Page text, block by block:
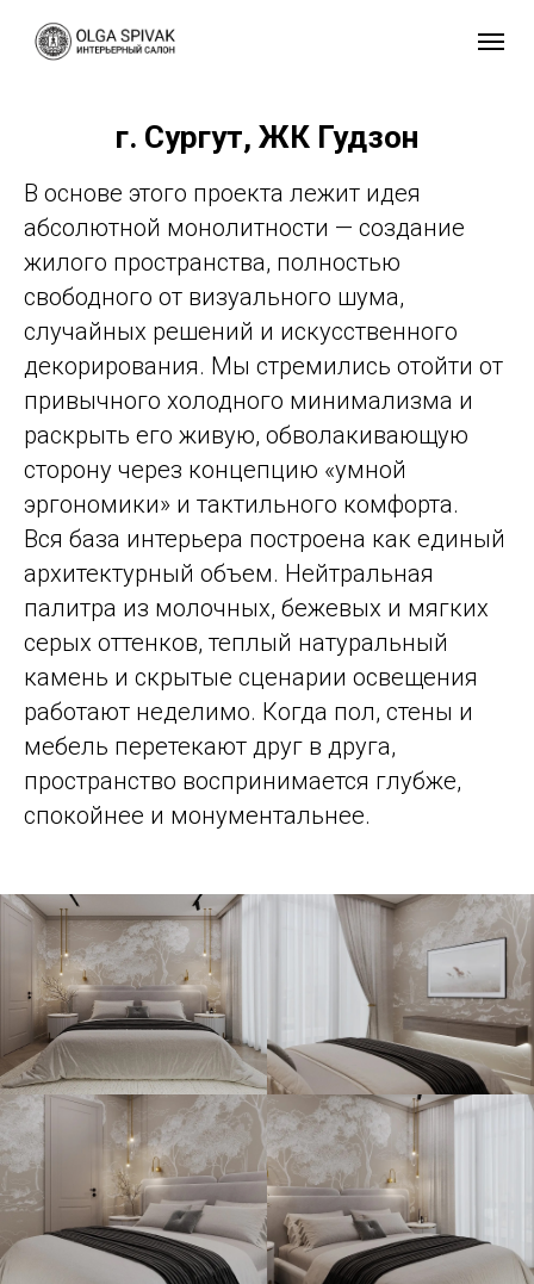
г. Сургут, ЖК Гудзон
В основе этого проекта лежит идея
абсолютной монолитности — создание
жилого пространства, полностью
свободного от визуального шума,
случайных решений и искусственного
декорирования. Мы стремились отойти от
привычного холодного минимализма и
раскрыть его живую, обволакивающую
сторону через концепцию «умной
эргономики» и тактильного комфорта.
Вся база интерьера построена как единый
архитектурный объем. Нейтральная
палитра из молочных, бежевых и мягких
серых оттенков, теплый натуральный
камень и скрытые сценарии освещения
работают неделимо. Когда пол, стены и
мебель перетекают друг в друга,
пространство воспринимается глубже,
спокойнее и монументальнее.